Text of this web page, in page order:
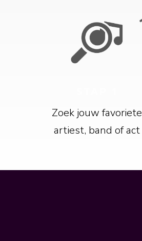
Zoek jouw favoriete
artiest, band of act